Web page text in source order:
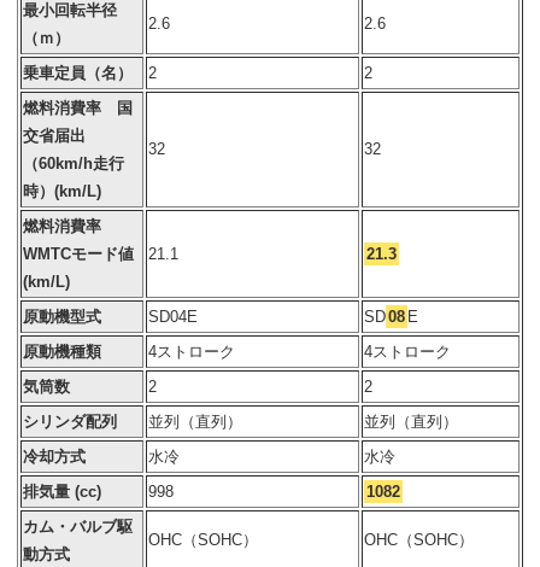
最小回転半径
（ｍ）
2.6 2.6
乗車定員（名） 2
2
燃料消費率 国
交省届出
（60km/h走行
時）(km/L)
32 32
燃料消費率
WMTCモード値
(km/L)
21.1 21.3
原動機型式 SD04E SD08 E
原動機種類
4ストローク
4ストローク
気筒数
2
2
シリンダ配列
並列（直列）
並列（直列）
冷却方式
水冷
水冷
排気量 (cc)
998
1082
カム・バルブ駆
動方式
OHC（SOHC） OHC（SOHC）